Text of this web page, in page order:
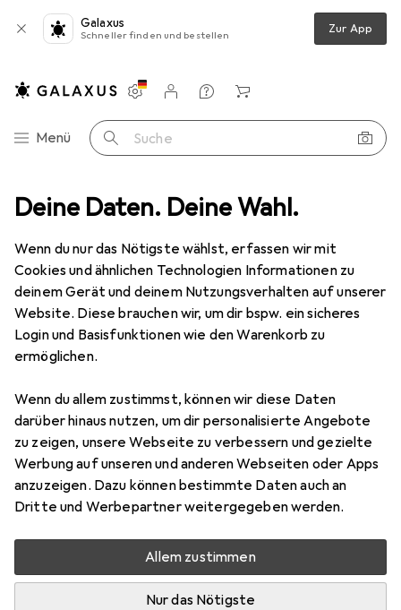
Deine Daten. Deine Wahl.
Wenn du nur das Nötigste wählst, erfassen wir mit
Cookies und ähnlichen Technologien Informationen zu
deinem Gerät und deinem Nutzungsverhalten auf unserer
Website. Diese brauchen wir, um dir bspw. ein sicheres
Login und Basisfunktionen wie den Warenkorb zu
ermöglichen.
Wenn du allem zustimmst, können wir diese Daten
darüber hinaus nutzen, um dir personalisierte Angebote
zu zeigen, unsere Webseite zu verbessern und gezielte
Werbung auf unseren und anderen Webseiten oder Apps
anzuzeigen. Dazu können bestimmte Daten auch an
Dritte und Werbepartner weitergegeben werden.
Allem zustimmen
Nur das Nötigste
Galaxus
Schneller finden und bestellen Zur App
Navigation nach Kategorien
Menü Suche
Einstellungen
Kundenkonto
Vergleichslisten
Merklisten
Warenkorb
Velowerkzeug Ma Xalami Flickzeug Basiskit für Rennrad
3 Bilder
MENGENRABATT
Ma XalamiFlickzeug Basiskit für
Rennrad
Preis in EUR inkl. MwSt.
EUR
10,54
Bewertungen
Zwischen Fr, 14.8. und Sa, 15.8. geliefert